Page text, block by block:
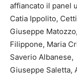
affiancato il panel
Catia Ippolito,
Giuseppe
Filippone, Maria
Saverio Albanese,
Giuseppe Saletta,